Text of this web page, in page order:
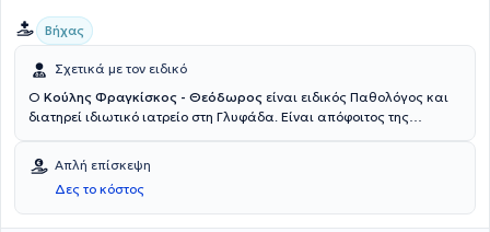
Βήχας
Σχετικά με τον ειδικό
Ο Κούλης Φραγκίσκος - Θεόδωρος είναι ειδικός Παθολόγος και
διατηρεί ιδιωτικό ιατρείο στη Γλυφάδα. Είναι απόφοιτος της
ειδικότητά του στην Εσωτερική Παθολογία στη Λοιμωξιολογική
Κλινική του Γενικού Νοσοκομείου Νοσημάτων Θώρακος Αθηνών "Η
Σωτηρία". Επιπρόσθετα, έχει εκπαιδευτεί στο Διαβητολογικό Κέντρο
του Γενικού Νοσοκομείου Αθηνών "Ερυθρός Σταυρός" και στο Κέντρο
Απλή επίσκεψη
Δες το κόστος